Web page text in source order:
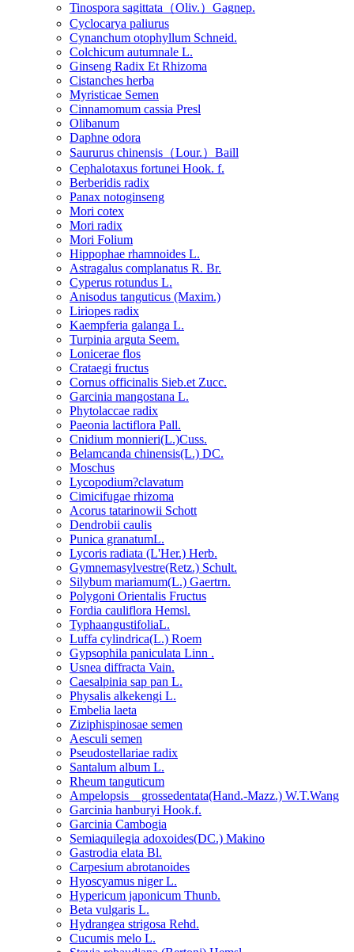
Tinospora sagittata（Oliv.）Gagnep.
Cyclocarya paliurus
Cynanchum otophyllum Schneid.
Colchicum autumnale L.
Ginseng Radix Et Rhizoma
Cistanches herba
Myristicae Semen
Cinnamomum cassia Presl
Olibanum
Daphne odora
Saururus chinensis（Lour.）Baill
Cephalotaxus fortunei Hook. f.
Berberidis radix
Panax notoginseng
Mori cotex
Mori radix
Mori Folium
Hippophae rhamnoides L.
Astragalus complanatus R. Br.
Cyperus rotundus L.
Anisodus tanguticus (Maxim.)
Liriopes radix
Kaempferia galanga L.
Turpinia arguta Seem.
Lonicerae flos
Crataegi fructus
Cornus officinalis Sieb.et Zucc.
Garcinia mangostana L.
Phytolaccae radix
Paeonia lactiflora Pall.
Cnidium monnieri(L.)Cuss.
Belamcanda chinensis(L.) DC.
Moschus
Lycopodium?clavatum
Cimicifugae rhizoma
Acorus tatarinowii Schott
Dendrobii caulis
Punica granatumL.
Lycoris radiata (L'Her.) Herb.
Gymnemasylvestre(Retz.) Schult.
Silybum mariamum(L.) Gaertrn.
Polygoni Orientalis Fructus
Fordia cauliflora Hemsl.
TyphaangustifoliaL.
Luffa cylindrica(L.) Roem
Gypsophila paniculata Linn .
Usnea diffracta Vain.
Caesalpinia sap pan L.
Physalis alkekengi L.
Embelia laeta
Ziziphispinosae semen
Aesculi semen
Pseudostellariae radix
Santalum album L.
Rheum tanguticum
Ampelopsis grossedentata(Hand.-Mazz.) W.T.Wang
Garcinia hanburyi Hook.f.
Garcinia Cambogia
Semiaquilegia adoxoides(DC.) Makino
Gastrodia elata Bl.
Carpesium abrotanoides
Hyoscyamus niger L.
Hypericum japonicum Thunb.
Beta vulgaris L.
Hydrangea strigosa Rehd.
Cucumis melo L.